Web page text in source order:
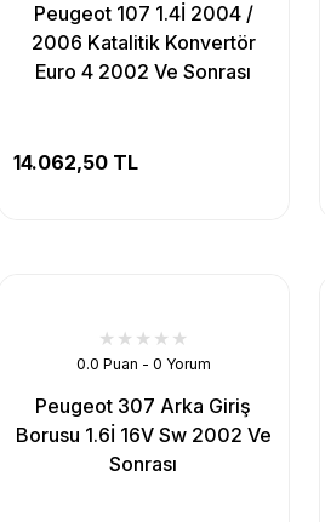
Peugeot 107 1.4İ 2004 /
2006 Katalitik Konvertör
Euro 4 2002 Ve Sonrası
14.062,50 TL
0.0 Puan - 0 Yorum
Peugeot 307 Arka Giriş
Borusu 1.6İ 16V Sw 2002 Ve
Sonrası